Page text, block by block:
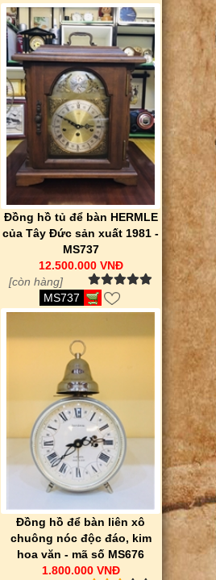
Đồng hồ tủ để bàn HERMLE
của Tây Đức sản xuất 1981 -
MS737
12.500.000 VNĐ
[còn hàng]
MS737
Đồng hồ để bàn liên xô
chuông nóc độc đáo, kim
hoa văn - mã số MS676
1.800.000 VNĐ